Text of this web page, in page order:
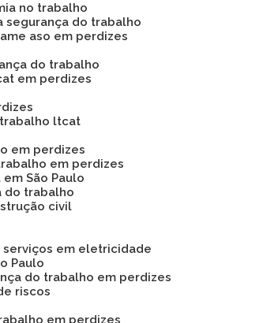
no trabalho
segurança do trabalho
aso em perdizes
do trabalho
em perdizes
ltcat
em perdizes
em perdizes
em São Paulo
do trabalho
civil
serviços em eletricidade
Paulo
do trabalho em perdizes
riscos
em perdizes